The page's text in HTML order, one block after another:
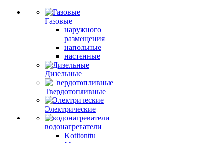
Газовые
наружного
размещения
напольные
настенные
Дизельные
Твердотопливные
Электрические
водонагреватели
Kotitonttu